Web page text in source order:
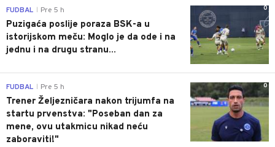
0
FUDBAL Pre 5 h
Puzigaća poslije poraza BSK-a u
istorijskom meču: Moglo je da ode i na
jednu i na drugu stranu...
0
FUDBAL Pre 5 h
Trener Željezničara nakon trijumfa na
startu prvenstva: "Poseban dan za
mene, ovu utakmicu nikad neću
zaboraviti!"